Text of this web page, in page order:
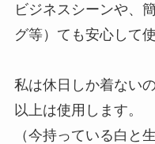
ビジネスシーンや、
グ等）ても安心して
私は休日しか着ない
以上は使用します。
（今持っている白と